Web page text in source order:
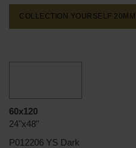
COLLECTION YOURSELF 20MM
60x120
24"x48"
P012206 YS Dark